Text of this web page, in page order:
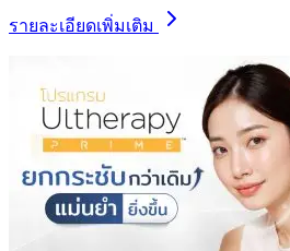
รายละเอียดเพิ่มเติม